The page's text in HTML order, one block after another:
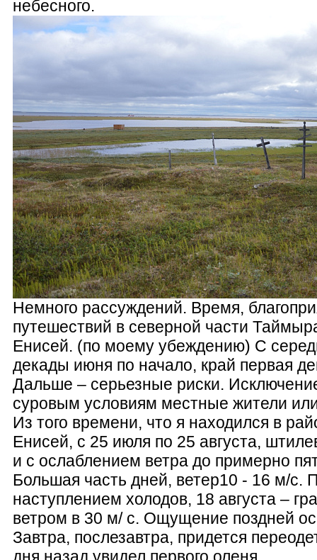
небесного.
Немного рассуждений. Время,
путешествий в северной части
Енисей. (по моему убеждению) С
декады июня по начало, край первая
Дальше – серьезные риски.
суровым условиям местные жители
Из того времени, что я находился в
Енисей, с 25 июля по 25 августа,
и с ослаблением ветра до примерно
Большая часть дней, ветер10 - 16 м/с.
наступлением холодов, 18 августа –
ветром в 30 м/ с. Ощущение поздней
Завтра, послезавтра, придется
дня назад увидел первого оленя.